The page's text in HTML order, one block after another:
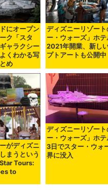
にオープン
ク「スタ
ャラクシー
くわかる写
め
ディズニーリゾート
ー・ウォーズ」ホテ
2021年開業、新し
プトアートも公開中
がディズニ
まうという
Tours:
to
ディズニーリゾート
ー・ウォーズ」ホ
3日でスター・ウォ
界に没入